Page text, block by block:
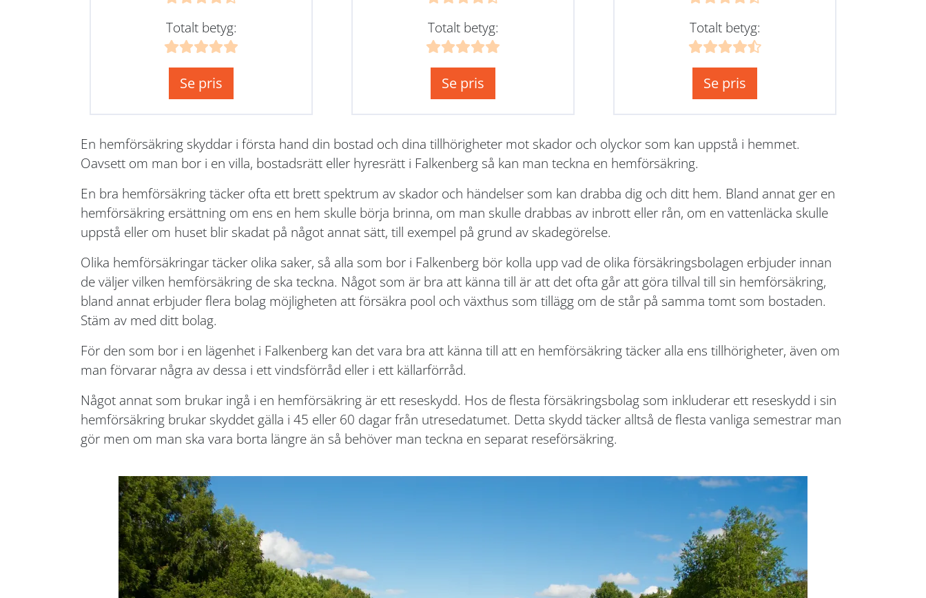
Totalt betyg:
Se pris
Totalt betyg:
Se pris
Totalt betyg:
Se pris
En hemförsäkring skyddar i första hand din bostad och dina tillhörigheter mot skador och olyckor som kan uppstå i hemmet.
Oavsett om man bor i en villa, bostadsrätt eller hyresrätt i Falkenberg så kan man teckna en hemförsäkring.
En bra hemförsäkring täcker ofta ett brett spektrum av skador och händelser som kan drabba dig och ditt hem. Bland annat ger en
hemförsäkring ersättning om ens en hem skulle börja brinna, om man skulle drabbas av inbrott eller rån, om en vattenläcka skulle
uppstå eller om huset blir skadat på något annat sätt, till exempel på grund av skadegörelse.
Olika hemförsäkringar täcker olika saker, så alla som bor i Falkenberg bör kolla upp vad de olika försäkringsbolagen erbjuder innan
de väljer vilken hemförsäkring de ska teckna. Något som är bra att känna till är att det ofta går att göra tillval till sin hemförsäkring,
bland annat erbjuder flera bolag möjligheten att försäkra pool och växthus som tillägg om de står på samma tomt som bostaden.
Stäm av med ditt bolag.
För den som bor i en lägenhet i Falkenberg kan det vara bra att känna till att en hemförsäkring täcker alla ens tillhörigheter, även om
man förvarar några av dessa i ett vindsförråd eller i ett källarförråd.
Något annat som brukar ingå i en hemförsäkring är ett reseskydd. Hos de flesta försäkringsbolag som inkluderar ett reseskydd i sin
hemförsäkring brukar skyddet gälla i 45 eller 60 dagar från utresedatumet. Detta skydd täcker alltså de flesta vanliga semestrar man
gör men om man ska vara borta längre än så behöver man teckna en separat reseförsäkring.